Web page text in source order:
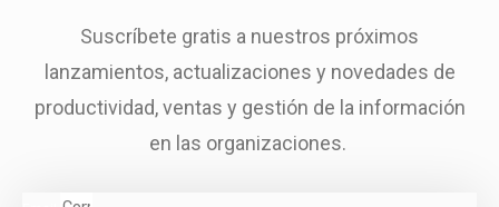
Suscríbete gratis a nuestros próximos
lanzamientos, actualizaciones y novedades de
productividad, ventas y gestión de la información
en las organizaciones.